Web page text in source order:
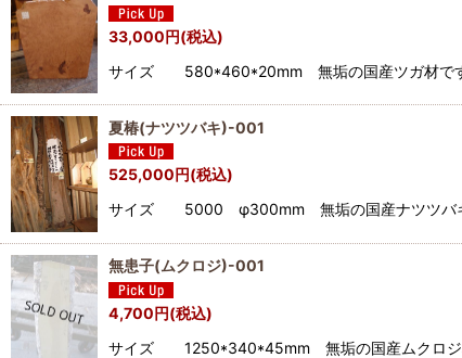
33,000円(税込)
サイズ 580*460*20mm 無垢の国産ツガ材です
夏椿(ナツツバキ)-001
525,000円(税込)
サイズ 5000 φ300mm 無垢の国産ナツツバキ
無患子(ムクロジ)-001
4,700円(税込)
サイズ 1250*340*45mm 無垢の国産ムクロジ